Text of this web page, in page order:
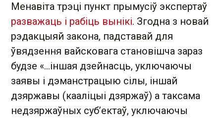
Менавіта трэці пункт прымусіў экспертаў
разважаць і рабіць вынікі. Згодна з новай
рэдакцыяй закона, падставай для
ўвядзення вайсковага становішча зараз
будзе «...іншая дзейнасць, уключаючы
заявы і дэманстрацыю сілы, іншай
дзяржавы (кааліцыі дзяржаў) а таксама
недзяржаўных суб’ектаў, уключаючы